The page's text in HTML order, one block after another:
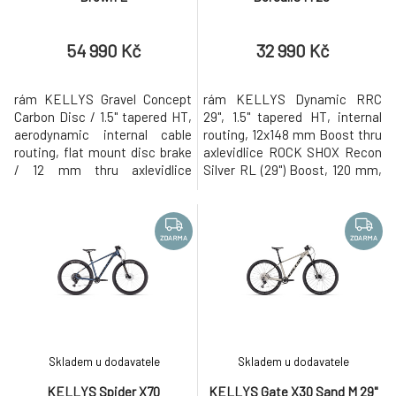
ZDARMA
54 990 Kč
rám KELLYS Gravel Concept
Carbon Disc / 1.5" tapered HT,
aerodynamic internal cable
routing, flat mount disc brake
/ 12 mm thru axlevidlice
disc brake / 12 mm thru
axlekliky SHIMANO GRX
RX600-10 (46x30T) - délka
172.5 mm (S - M), 175 mm
(L)měnič SHIMANO GRX RX400
32 990 Kč
rám KELLYS Dynamic RRC
29", 1.5" tapered HT, internal
routing, 12x148 mm Boost thru
axlevidlice ROCK SHOX Recon
Silver RL (29") Boost, 120 mm,
Maxle Lite 15 mm thru axlekliky
SAMOX (34T) - délka 170 mm
(S), 175 mm (M - XL)měnič
SHIMANO Deore M6100 (direct
mount)řazení SHIMANO Deore
ZDARMA
KELLYS Spider X70
Skladem u dodavatele
ZDARMA
KELLYS Gate X30 Sand M 29"
Skladem u dodavatele